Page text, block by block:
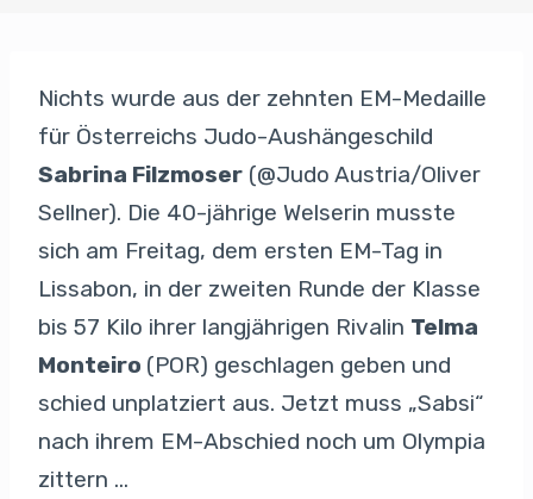
Nichts wurde aus der zehnten EM-Medaille
für Österreichs Judo-Aushängeschild
Sabrina Filzmoser (@Judo Austria/Oliver
Sellner). Die 40-jährige Welserin musste
sich am Freitag, dem ersten EM-Tag in
Lissabon, in der zweiten Runde der Klasse
bis 57 Kilo ihrer langjährigen Rivalin Telma
Monteiro (POR) geschlagen geben und
schied unplatziert aus. Jetzt muss „Sabsi“
nach ihrem EM-Abschied noch um Olympia
zittern …